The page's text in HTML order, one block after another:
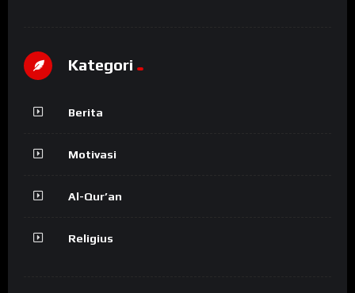
Kategori
Berita
Motivasi
Al-Qur’an
Religius